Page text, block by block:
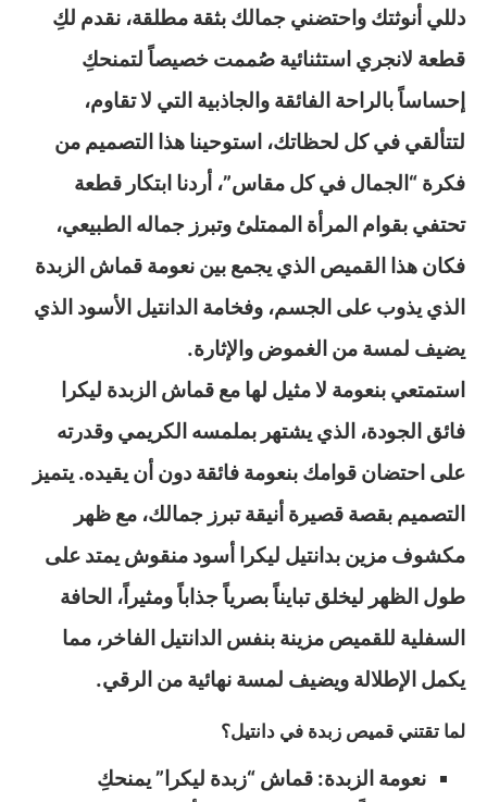
دللي أنوثتك واحتضني جمالك بثقة مطلقة، نقدم لكِ
قطعة لانجري استثنائية صُممت خصيصاً لتمنحكِ
إحساساً بالراحة الفائقة والجاذبية التي لا تقاوم،
لتتألقي في كل لحظاتك، استوحينا هذا التصميم من
فكرة “الجمال في كل مقاس”، أردنا ابتكار قطعة
تحتفي بقوام المرأة الممتلئ وتبرز جماله الطبيعي،
فكان هذا القميص الذي يجمع بين نعومة قماش الزبدة
الذي يذوب على الجسم، وفخامة الدانتيل الأسود الذي
يضيف لمسة من الغموض والإثارة.
استمتعي بنعومة لا مثيل لها مع قماش الزبدة ليكرا
فائق الجودة، الذي يشتهر بملمسه الكريمي وقدرته
على احتضان قوامك بنعومة فائقة دون أن يقيده. يتميز
التصميم بقصة قصيرة أنيقة تبرز جمالك، مع ظهر
مكشوف مزين بدانتيل ليكرا أسود منقوش يمتد على
طول الظهر ليخلق تبايناً بصرياً جذاباً ومثيراً، الحافة
السفلية للقميص مزينة بنفس الدانتيل الفاخر، مما
يكمل الإطلالة ويضيف لمسة نهائية من الرقي.
لما تقتني قميص زبدة في دانتيل؟
نعومة الزبدة: قماش “زبدة ليكرا” يمنحكِ